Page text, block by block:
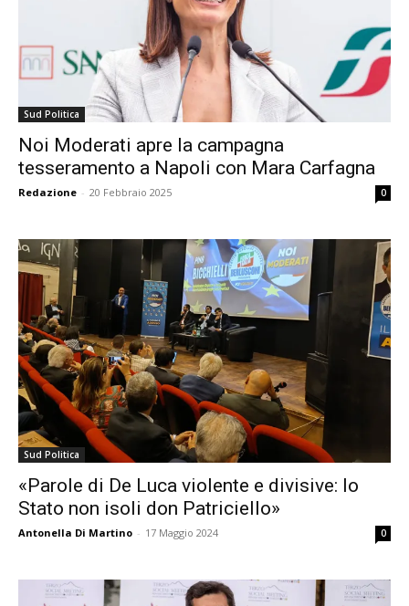
Sud Politica
Noi Moderati apre la campagna
tesseramento a Napoli con Mara Carfagna
Redazione - 20 Febbraio 2025 0
Sud Politica
«Parole di De Luca violente e divisive: lo
Stato non isoli don Patriciello»
Antonella Di Martino - 17 Maggio 2024 0